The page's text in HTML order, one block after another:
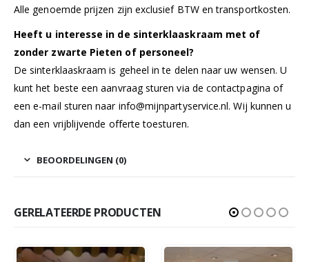
Alle genoemde prijzen zijn exclusief BTW en transportkosten.
Heeft u interesse in de sinterklaaskraam met of
zonder zwarte Pieten of personeel?
De sinterklaaskraam is geheel in te delen naar uw wensen. U
kunt het beste een aanvraag sturen via de contactpagina of
een e-mail sturen naar info@mijnpartyservice.nl. Wij kunnen u
dan een vrijblijvende offerte toesturen.
BEOORDELINGEN (0)
GERELATEERDE PRODUCTEN